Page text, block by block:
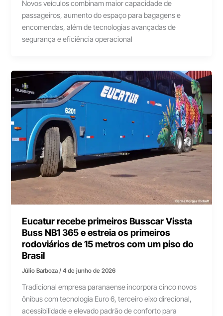
Novos veículos combinam maior capacidade de
passageiros, aumento do espaço para bagagens e
encomendas, além de tecnologias avançadas de
segurança e eficiência operacional
Eucatur recebe primeiros Busscar Vissta
Buss NB1 365 e estreia os primeiros
rodoviários de 15 metros com um piso do
Brasil
Júlio Barboza/4 de junho de 2026
Tradicional empresa paranaense incorpora cinco novos
ônibus com tecnologia Euro 6, terceiro eixo direcional,
acessibilidade e elevado padrão de conforto para